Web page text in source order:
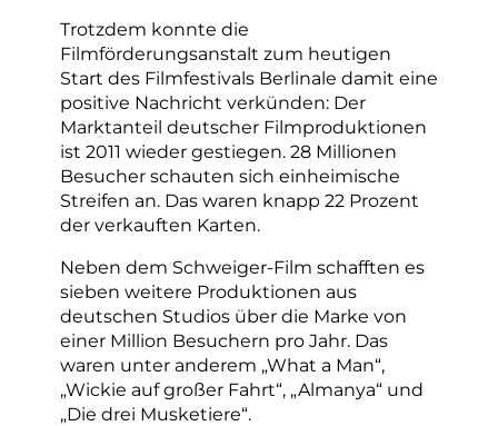
Trotzdem konnte die
Filmförderungsanstalt zum heutigen
Start des Filmfestivals Berlinale damit eine
positive Nachricht verkünden: Der
Marktanteil deutscher Filmproduktionen
ist 2011 wieder gestiegen. 28 Millionen
Besucher schauten sich einheimische
Streifen an. Das waren knapp 22 Prozent
der verkauften Karten.
Neben dem Schweiger-Film schafften es
sieben weitere Produktionen aus
deutschen Studios über die Marke von
einer Million Besuchern pro Jahr. Das
waren unter anderem „What a Man“,
„Wickie auf großer Fahrt“, „Almanya“ und
„Die drei Musketiere“.